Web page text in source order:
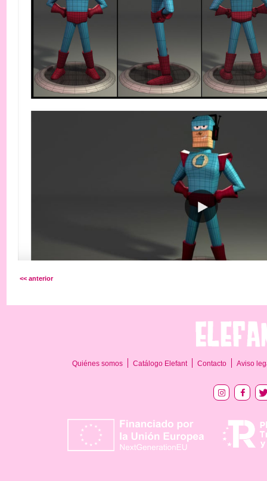
<< anterior
Quiénes somos Catálogo Elefant Contacto Aviso